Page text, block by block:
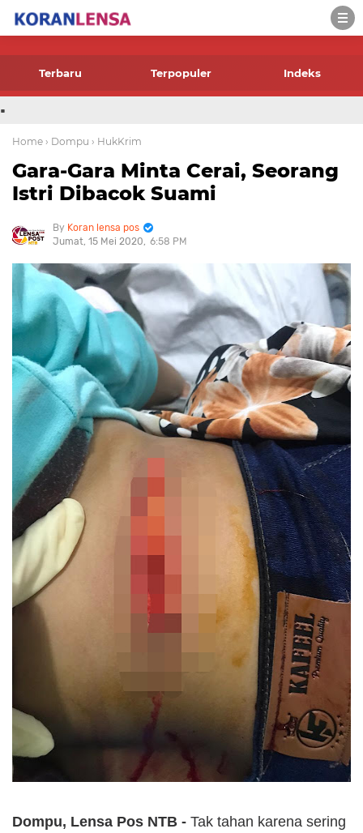
-->
Terbaru Terpopuler Indeks
.
Home › Dompu › HukKrim
Gara-Gara Minta Cerai, Seorang
Istri Dibacok Suami
Koran lensa pos
Jumat, 15 Mei 2020
6:58 PM
Dompu, Lensa Pos NTB - Tak tahan karena sering